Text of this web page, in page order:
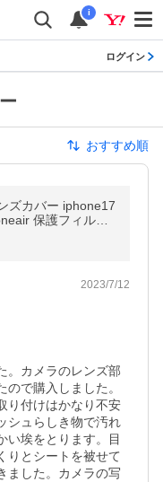
i
ログイン
おすすめ順
ズカバー iphone17
保護フィルム i
アイフォン 17
2023/7/12
。カメラのレンズ部
で購入しました。
り付けはかなり不安
シュらしき物で汚れ
い埃をとります。目
りとシートを被せて
ました。カメラの写